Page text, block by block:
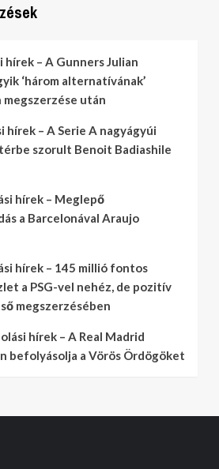
– A Gunners Julian
‘három alternatívának’
után
hírek – A Serie A nagyágyúi
szorult Benoit Badiashile
hírek – Meglepő
a Barcelonával Araujo
hírek – 145 millió fontos
a PSG-vel nehéz, de pozitív
megszerzésében
hírek – A Real Madrid
befolyásolja a Vörös Ördögöket